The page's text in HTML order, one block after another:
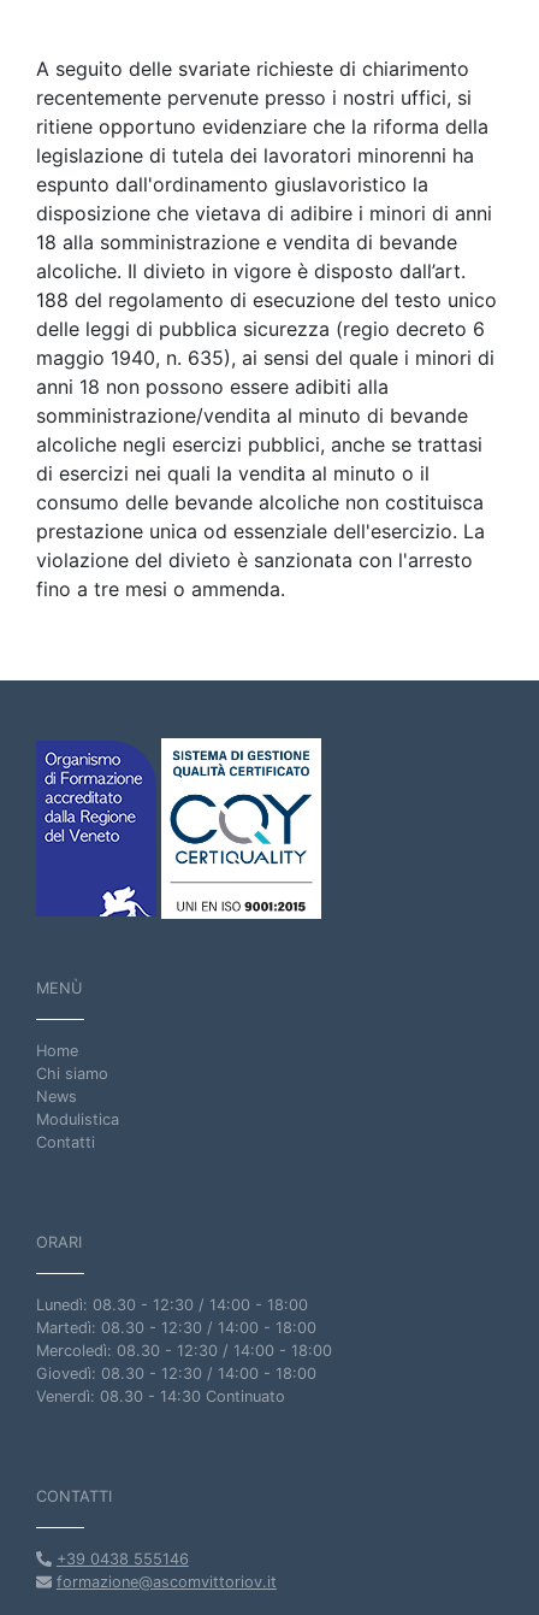
A seguito delle svariate richieste di chiarimento
recentemente pervenute presso i nostri uffici, si
ritiene opportuno evidenziare che la riforma della
legislazione di tutela dei lavoratori minorenni ha
espunto dall'ordinamento giuslavoristico la
disposizione che vietava di adibire i minori di anni
18 alla somministrazione e vendita di bevande
alcoliche. Il divieto in vigore è disposto dall’art.
188 del regolamento di esecuzione del testo unico
delle leggi di pubblica sicurezza (regio decreto 6
maggio 1940, n. 635), ai sensi del quale i minori di
anni 18 non possono essere adibiti alla
somministrazione/vendita al minuto di bevande
alcoliche negli esercizi pubblici, anche se trattasi
di esercizi nei quali la vendita al minuto o il
consumo delle bevande alcoliche non costituisca
prestazione unica od essenziale dell'esercizio. La
violazione del divieto è sanzionata con l'arresto
fino a tre mesi o ammenda.
MENÙ
Home
Chi siamo
News
Modulistica
Contatti
ORARI
Lunedì: 08.30 - 12:30 / 14:00 - 18:00
Martedì: 08.30 - 12:30 / 14:00 - 18:00
Mercoledì: 08.30 - 12:30 / 14:00 - 18:00
Giovedì: 08.30 - 12:30 / 14:00 - 18:00
Venerdì: 08.30 - 14:30 Continuato
CONTATTI
+39 0438 555146
formazione@ascomvittoriov.it